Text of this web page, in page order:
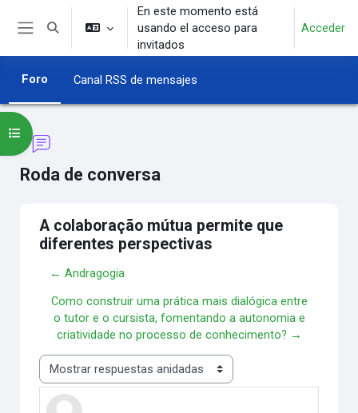
Salta al contenido principal
Selector de búsqueda de entrada
En este momento está
usando el acceso para
invitados
Acceder
Foro Canal RSS de mensajes
Roda de conversa
Abrir índice del curso
A colaboração mútua permite que
diferentes perspectivas
← Andragogia
Como construir uma prática mais dialógica entre
o tutor e o cursista, fomentando a autonomia e
criatividade no processo de conhecimento? →
Mostrar modo